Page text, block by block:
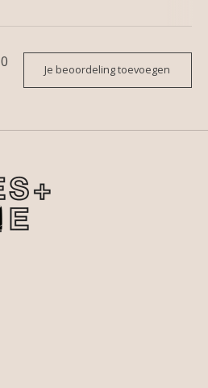
0
Je beoordeling toevoegen